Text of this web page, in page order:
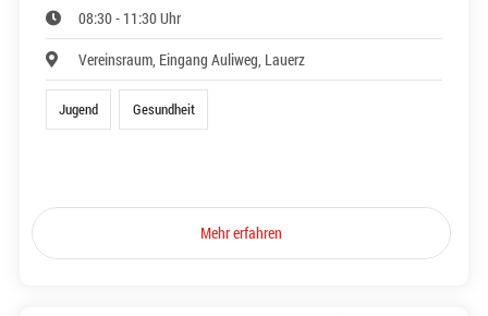
08:30 - 11:30 Uhr
Vereinsraum, Eingang Auliweg, Lauerz
Jugend Gesundheit
Mehr erfahren